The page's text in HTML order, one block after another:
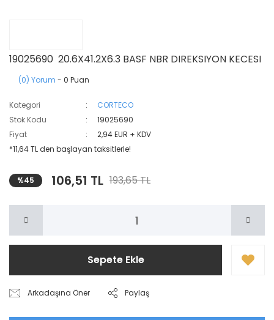
19025690 20.6X41.2X6.3 BASF NBR DIREKSIYON KECESI
(0) Yorum - 0 Puan
Kategori
CORTECO
Stok Kodu
19025690
Fiyat
2,94 EUR + KDV
*11,64 TL den başlayan taksitlerle!
%45 106,51 TL 193,65 TL
Sepete Ekle
Arkadaşına Öner Paylaş